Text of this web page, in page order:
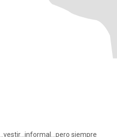
siempre